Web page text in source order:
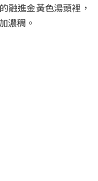
融進金黃色湯頭裡，
濃稠。